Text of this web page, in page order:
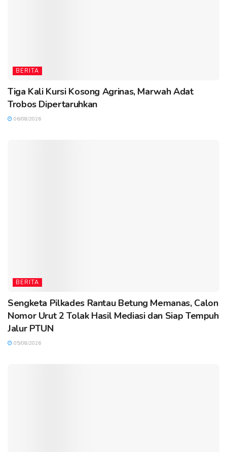
BERITA
Tiga Kali Kursi Kosong Agrinas, Marwah Adat
Trobos Dipertaruhkan
06/08/2026
BERITA
Sengketa Pilkades Rantau Betung Memanas, Calon
Nomor Urut 2 Tolak Hasil Mediasi dan Siap Tempuh
Jalur PTUN
05/08/2026